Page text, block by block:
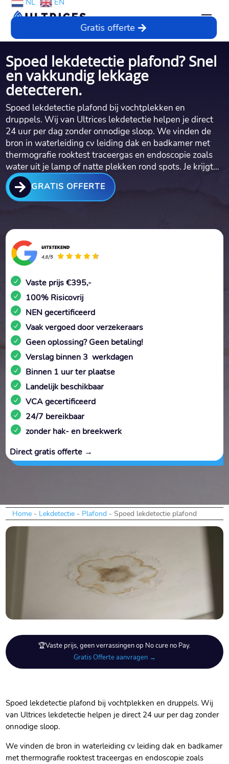
NL EN
Gratis offerte
Spoed lekdetectie plafond? Snel
en vakkundig lekkage
detecteren.
Spoed lekdetectie plafond bij vochtplekken en
druppels.​ Wij van Ultrices lekdetectie helpen je direct
24 uur per dag zonder onnodige sloop.​ We vinden de
bron in waterleiding cv leiding dak en badkamer met
thermografie rooktest traceergas en endoscopie zoals
water uit je lamp of natte plekken rond spots.​ Je krijgt…
 GRATIS OFFERTE
Vaste prijs €395,-
100% Risicovrij
NEN gecertificeerd
Vaak vergoed door verzekeraars
Geen oplossing? Geen betaling!
Verslag binnen 3 werkdagen
Binnen 1 uur ter plaatse
Landelijk beschikbaar
VCA gecertificeerd
24/7 bereikbaar
zonder hak- en breekwerk
Direct gratis offerte →
Home- Lekdetectie- Plafond - Spoed lekdetectie plafond
🏆Vaste prijs, geen verrassingen op No cure no Pay.
Gratis Offerte aanvragen →
Spoed lekdetectie plafond bij vochtplekken en druppels.​ Wij
van Ultrices lekdetectie helpen je direct 24 uur per dag zonder
onnodige sloop.​
We vinden de bron in waterleiding cv leiding dak en badkamer
met thermografie rooktest traceergas en endoscopie zoals